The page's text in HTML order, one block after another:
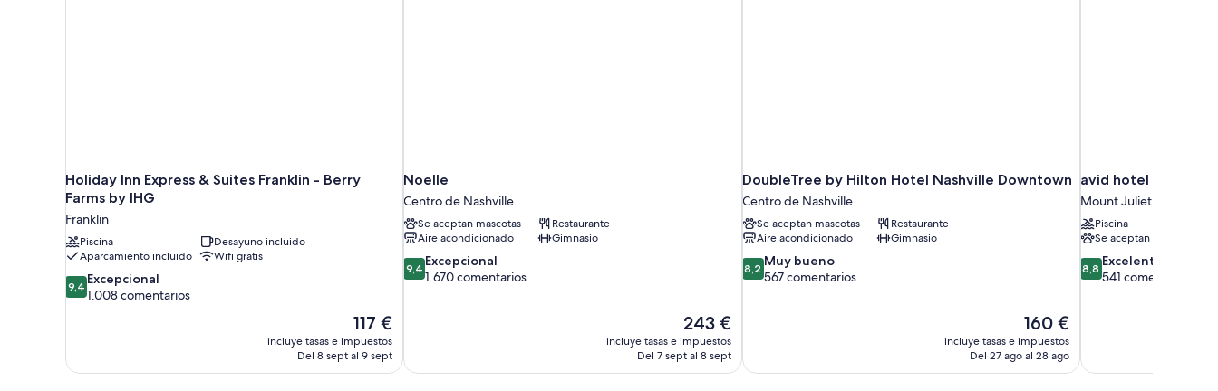
Holiday Inn Express & Suites Franklin - Berry
Farms by IHG
Franklin
Piscina
Desayuno incluido
Aparcamiento incluido
Wifi gratis
9.4
sobre
9,4 Excepcional
1.008 comentarios
El
precio
actual
117 €
incluye tasas e impuestos
Del 8 sept al 9 sept
Noelle
Centro de Nashville
Se aceptan mascotas
Restaurante
Aire acondicionado
Gimnasio
9.4
sobre
9,4 Excepcional
1.670 comentarios
El
precio
actual
243 €
incluye tasas e impuestos
Del 7 sept al 8 sept
DoubleTree by Hilton Hotel Nashville Downtown
Centro de Nashville
Se aceptan mascotas
Restaurante
Aire acondicionado
Gimnasio
8.2
sobre
8,2 Muy bueno
567 comentarios
El
precio
actual
160 €
incluye tasas e impuestos
Del 27 ago al 28 ago
avid hotel Mt Juliet
Mount Juliet
Piscina
Se aceptan mascotas
8.8
sobre
8,8 Excelente
541 comentarios